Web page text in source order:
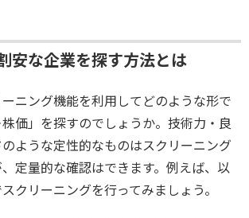
安な企業を探す方法とは
ニング機能を利用してどのような形で
株価」を探すのでしょうか。技術力・良
ような定性的なものはスクリーニング
定量的な確認はできます。例えば、以
クリーニングを行ってみましょう。